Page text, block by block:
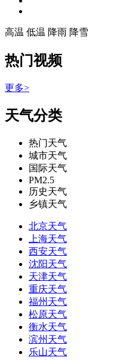
高温 低温 降雨 降雪
热门视频
更多>
天气分类
热门天气
城市天气
国际天气
PM2.5
历史天气
乡镇天气
北京天气
上海天气
西安天气
沈阳天气
天津天气
重庆天气
福州天气
松原天气
衡水天气
滨州天气
乐山天气